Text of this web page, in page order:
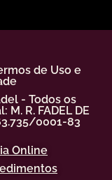
de Uso e
- Todos os
R. FADEL DE
0001-83
Online